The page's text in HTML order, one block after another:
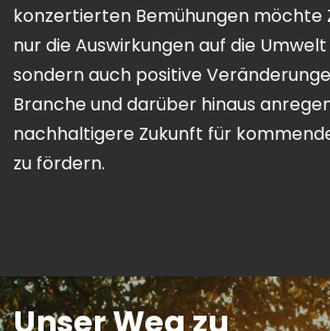
konzertierten Bemühungen möchte
nur die Auswirkungen auf die
sondern auch positive
Branche und darüber hinaus
nachhaltigere Zukunft für
zu fördern.